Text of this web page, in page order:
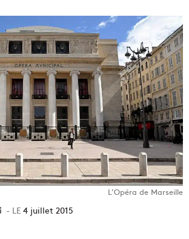
L’Opéra de Marseille
Envoyer4 juillet 2015